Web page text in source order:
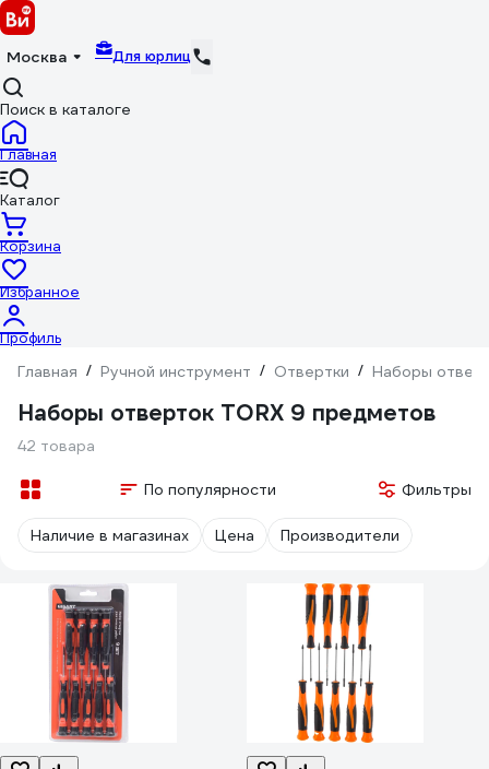
Москва Для юрлиц
Поиск в каталоге
Главная
Каталог
Корзина
Избранное
Профиль
Главная / Ручной инструмент / Отвертки / Наборы
Наборы отверток TORX 9 предметов
42 товара
По популярности Фильтры
Наличие в магазинах Цена Производители